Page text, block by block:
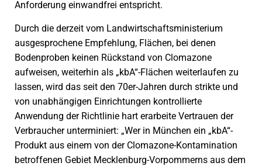
Anforderung einwandfrei entspricht.
Durch die derzeit vom Landwirtschaftsministerium
ausgesprochene Empfehlung, Flächen, bei denen
Bodenproben keinen Rückstand von Clomazone
aufweisen, weiterhin als „kbA“-Flächen weiterlaufen zu
lassen, wird das seit den 70er-Jahren durch strikte und
von unabhängigen Einrichtungen kontrollierte
Anwendung der Richtlinie hart erarbeite Vertrauen der
Verbraucher unterminiert: „Wer in München ein „kbA“-
Produkt aus einem von der Clomazone-Kontamination
betroffenen Gebiet Mecklenburg-Vorpommerns aus dem